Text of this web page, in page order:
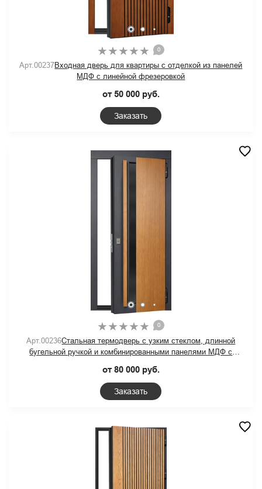
0
Арт.00237Входная дверь для квартиры с отделкой из панелей
МДФ с линейной фрезеровкой
от 50 000 руб.
Заказать
0
Арт.00236Стальная термодверь с узким стеклом, длинной
бугельной ручкой и комбинированными панелями МДФ с
от 80 000 руб.
Заказать